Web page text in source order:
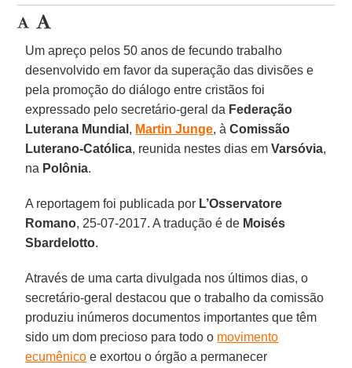
Um apreço pelos 50 anos de fecundo trabalho
desenvolvido em favor da superação das divisões e
pela promoção do diálogo entre cristãos foi
expressado pelo secretário-geral da Federação
Luterana Mundial , Martin Junge, àComissão
Luterano-Católica, reunida nestes dias emVarsóvia,
na Polônia.
A reportagem foi publicada por L’Osservatore
Romano, 25-07-2017. A tradução é de Moisés
Sbardelotto.
Através de uma carta divulgada nos últimos dias, o
secretário-geral destacou que o trabalho da comissão
produziu inúmeros documentos importantes que têm
sido um dom precioso para todo o movimento
ecumênico e exortou o órgão a permanecer